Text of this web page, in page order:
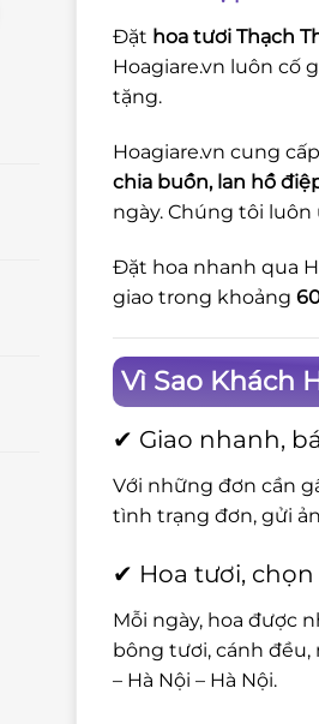
Đặt hoa tươi Thạch
Hoagiare.vn luôn cố
tặng.
Hoagiare.vn cung
chia buồn, lan hồ
ngày. Chúng tôi
Đặt hoa nhanh qua
giao trong khoảng
Vì Sao Khách
✔ Giao nhanh,
Với những đơn cần
tình trạng đơn, gửi
✔ Hoa tươi,
Mỗi ngày, hoa được
bông tươi, cánh
– Hà Nội – Hà Nội.